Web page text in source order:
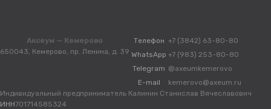
Аксеум — Кемерово
650043, Кемерово, пр. Ленина, д. 39
Телефон +7 (3842) 63-80-80
WhatsApp +7 (983) 253-80-80
Telegram @axeumkemerovo
E-mail
kemerovo@axeum.ru
Индивидуальный предприниматель Калинин Станислав Вячеславович
ИНН701714585324